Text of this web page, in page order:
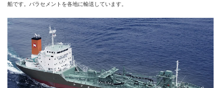
船です。バラセメントを各地に輸送しています。